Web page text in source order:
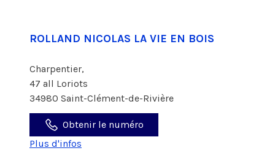
ROLLAND NICOLAS LA VIE EN BOIS
Charpentier,
47 all Loriots
34980 Saint-Clément-de-Rivière
Obtenir le numéro
Plus d'infos